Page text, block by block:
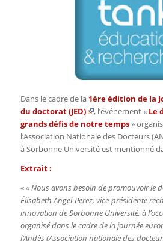
Dans le cadre de la 1ère édition de la
du doctorat (JED)
, l’événement « Le
grands défis de notre temps»
l’Association Nationale des Docteurs
à Sorbonne Université est mentionné
Extrait :
«« Nous avons besoin de promouvoir le
Élisabeth Angel-Perez, vice-présidente
innovation de Sorbonne Université, à
organisé dans le cadre de la journée
l’Andès (Association nationale des